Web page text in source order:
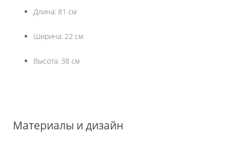
Длина: 81 см
Ширина: 22 см
Высота: 38 см
Материалы и дизайн